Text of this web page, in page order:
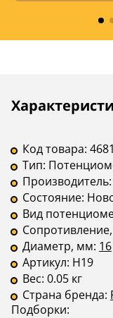
Описание
Инструкции
Код товара:
Тип:
Производитель:
Состояние:
Вид
Диаметр, мм: 16
Артикул: H19
Вес: 0.05 кг
Страна бренда:
Подборки: